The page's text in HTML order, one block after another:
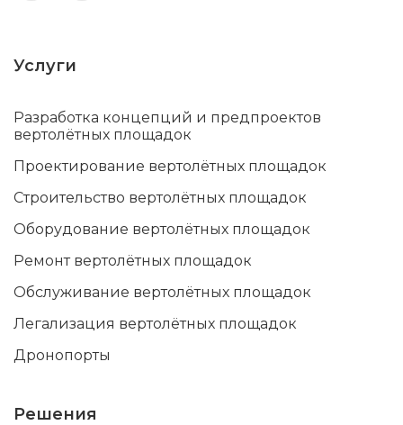
Услуги
Разработка концепций и предпроектов
вертолётных площадок
Проектирование вертолётных площадок
Строительство вертолётных площадок
Оборудование вертолётных площадок
Ремонт вертолётных площадок
Обслуживание вертолётных площадок
Легализация вертолётных площадок
Дронопорты
Решения